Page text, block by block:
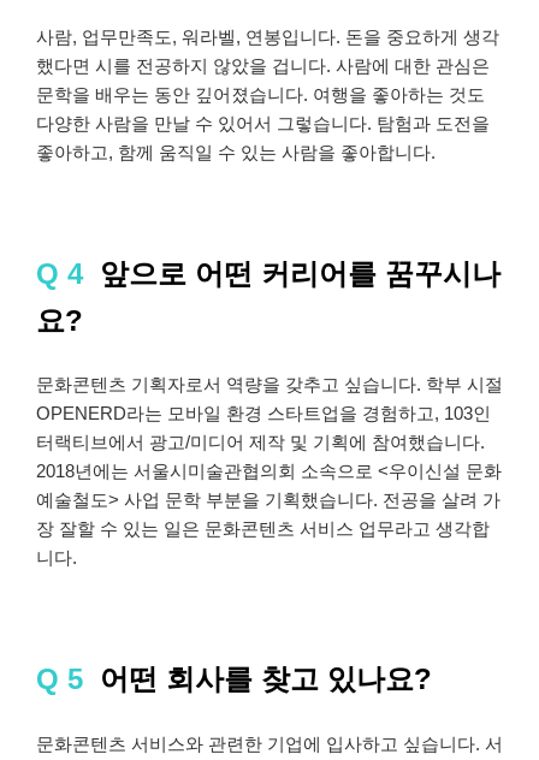
사람, 업무만족도, 워라벨, 연봉입니다. 돈을 중요하게 생각
했다면 시를 전공하지 않았을 겁니다. 사람에 대한 관심은
문학을 배우는 동안 깊어졌습니다. 여행을 좋아하는 것도
다양한 사람을 만날 수 있어서 그렇습니다. 탐험과 도전을
좋아하고, 함께 움직일 수 있는 사람을 좋아합니다.
Q 4 앞으로 어떤 커리어를 꿈꾸시나
요?
문화콘텐츠 기획자로서 역량을 갖추고 싶습니다. 학부 시절
OPENERD라는 모바일 환경 스타트업을 경험하고, 103인
터랙티브에서 광고/미디어 제작 및 기획에 참여했습니다.
2018년에는 서울시미술관협의회 소속으로 <우이신설 문화
예술철도> 사업 문학 부분을 기획했습니다. 전공을 살려 가
장 잘할 수 있는 일은 문화콘텐츠 서비스 업무라고 생각합
니다.
Q 5 어떤 회사를 찾고 있나요?
문화콘텐츠 서비스와 관련한 기업에 입사하고 싶습니다. 서